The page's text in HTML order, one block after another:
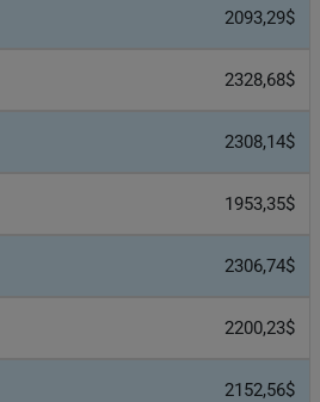
2093,29$
2328,68$
2308,14$
1953,35$
2306,74$
2200,23$
2152,56$